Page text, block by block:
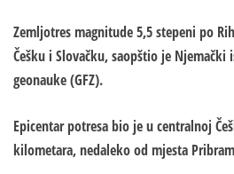
Zemljotres magnitude 5,5 stepeni po
Češku i Slovačku, saopštio je Njemački
geonauke (GFZ).
Epicentar potresa bio je u centralnoj
kilometara, nedaleko od mjesta